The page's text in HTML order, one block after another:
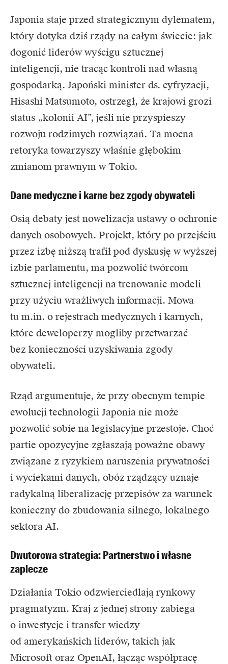
Japonia staje przed strategicznym dylematem,
który dotyka dziś rządy na całym świecie: jak
dogonić liderów wyścigu sztucznej
inteligencji, nie tracąc kontroli nad własną
gospodarką. Japoński minister ds. cyfryzacji,
Hisashi Matsumoto, ostrzegł, że krajowi grozi
status „kolonii AI”, jeśli nie przyspieszy
rozwoju rodzimych rozwiązań. Ta mocna
retoryka towarzyszy właśnie głębokim
zmianom prawnym w Tokio.
Dane medyczne i karne bez zgody obywateli
Osią debaty jest nowelizacja ustawy o ochronie
danych osobowych. Projekt, który po przejściu
przez izbę niższą trafił pod dyskusję w wyższej
izbie parlamentu, ma pozwolić twórcom
sztucznej inteligencji na trenowanie modeli
przy użyciu wrażliwych informacji. Mowa
tu m.in. o rejestrach medycznych i karnych,
które deweloperzy mogliby przetwarzać
bez konieczności uzyskiwania zgody
obywateli.
Rząd argumentuje, że przy obecnym tempie
ewolucji technologii Japonia nie może
pozwolić sobie na legislacyjne przestoje. Choć
partie opozycyjne zgłaszają poważne obawy
związane z ryzykiem naruszenia prywatności
i wyciekami danych, obóz rządzący uznaje
radykalną liberalizację przepisów za warunek
konieczny do zbudowania silnego, lokalnego
sektora AI.
Dwutorowa strategia: Partnerstwo i własne
zaplecze
Działania Tokio odzwierciedlają rynkowy
pragmatyzm. Kraj z jednej strony zabiega
o inwestycje i transfer wiedzy
od amerykańskich liderów, takich jak
Microsoft oraz OpenAI, łącząc współpracę